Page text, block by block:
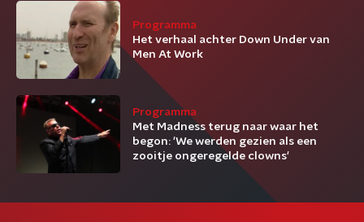
Programma
Het verhaal achter Down Under van
Men At Work
Programma
Met Madness terug naar waar het
begon: 'We werden gezien als een
zooitje ongeregelde clowns'